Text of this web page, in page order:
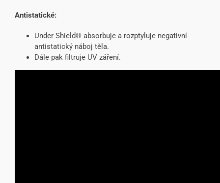
Antistatické:
Under Shield® absorbuje a rozptyluje negativní
antistatický náboj těla.
Dále pak filtruje UV záření.